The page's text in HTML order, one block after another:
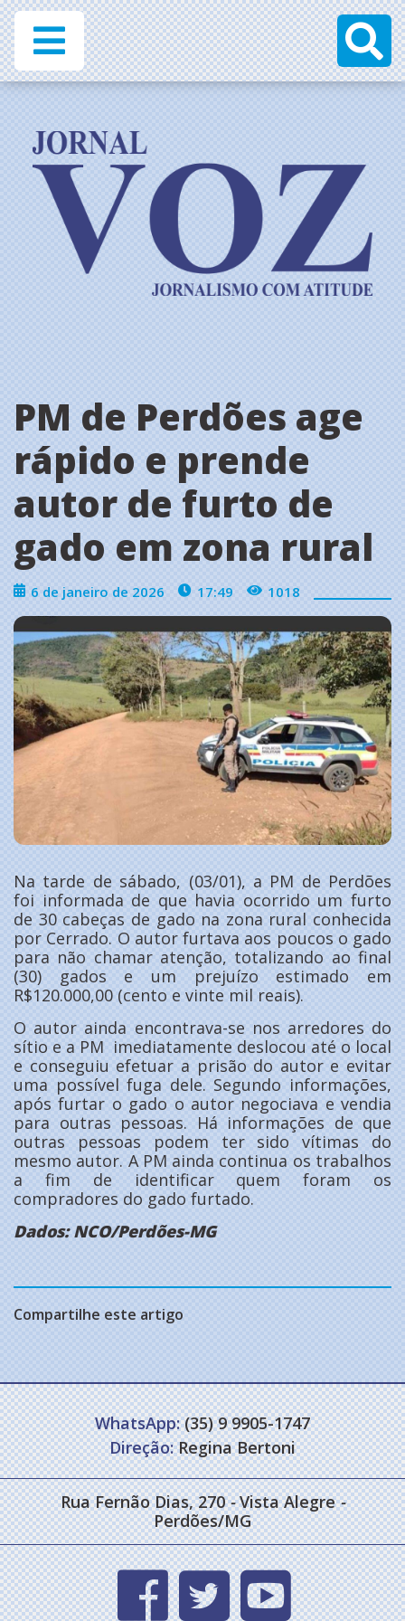
PM de Perdões age
rápido e prende
autor de furto de
gado em zona rural
6 de janeiro de 2026 17:49 1018
Na tarde de sábado, (03/01), a PM de Perdões
foi informada de que havia ocorrido um furto
de 30 cabeças de gado na zona rural conhecida
por Cerrado. O autor furtava aos poucos o gado
para não chamar atenção, totalizando ao final
(30) gados e um prejuízo estimado em
R$120.000,00 (cento e vinte mil reais).
O autor ainda encontrava-se nos arredores do
sítio e a PM imediatamente deslocou até o local
e conseguiu efetuar a prisão do autor e evitar
uma possível fuga dele. Segundo informações,
após furtar o gado o autor negociava e vendia
para outras pessoas. Há informações de que
outras pessoas podem ter sido vítimas do
mesmo autor. A PM ainda continua os trabalhos
a fim de identificar quem foram os
compradores do gado furtado.
Dados: NCO/Perdões-MG
Compartilhe este artigo
WhatsApp:(35) 9 9905-1747
Direção:Regina Bertoni
Rua Fernão Dias, 270- Vista Alegre-
Perdões/MG